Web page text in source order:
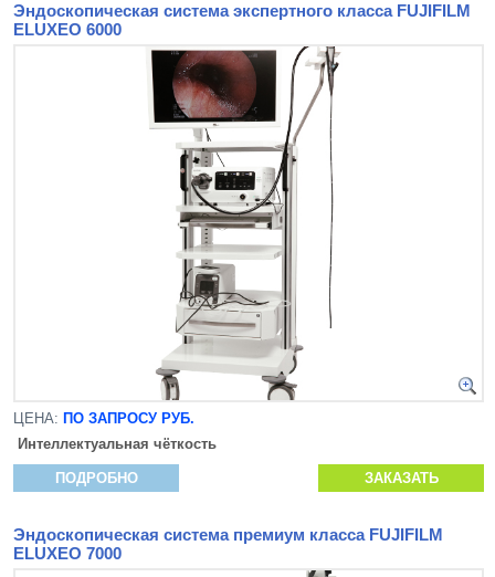
Эндоскопическая система экспертного класса FUJIFILM
ELUXEO 6000
ЦЕНА: ПО ЗАПРОСУ РУБ.
Интеллектуальная чёткость
ПОДРОБНО ЗАКАЗАТЬ
Эндоскопическая система премиум класса FUJIFILM
ELUXEO 7000